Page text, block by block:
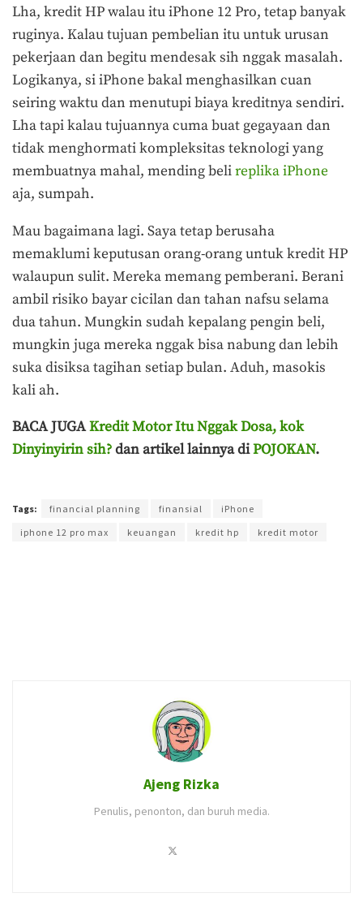
Lha, kredit HP walau itu iPhone 12 Pro, tetap banyak
ruginya. Kalau tujuan pembelian itu untuk urusan
pekerjaan dan begitu mendesak sih nggak masalah.
Logikanya, si iPhone bakal menghasilkan cuan
seiring waktu dan menutupi biaya kreditnya sendiri.
Lha tapi kalau tujuannya cuma buat gegayaan dan
tidak menghormati kompleksitas teknologi yang
membuatnya mahal, mending belireplika iPhone
aja, sumpah.
Mau bagaimana lagi. Saya tetap berusaha
memaklumi keputusan orang-orang untuk kredit HP
walaupun sulit. Mereka memang pemberani. Berani
ambil risiko bayar cicilan dan tahan nafsu selama
dua tahun. Mungkin sudah kepalang pengin beli,
mungkin juga mereka nggak bisa nabung dan lebih
suka disiksa tagihan setiap bulan. Aduh, masokis
kali ah.
BACA JUGAKredit Motor Itu Nggak Dosa, kok
Dinyinyirin sih?dan artikel lainnya diPOJOKAN.
Tags: financial planning finansial
iPhone
iphone 12 pro max
keuangan kredit hp kredit motor
Ajeng Rizka
Penulis, penonton, dan buruh media.